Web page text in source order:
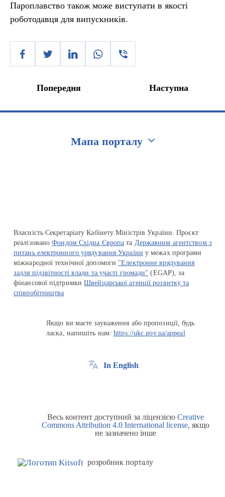
Пароплавство також може виступати в якості
роботодавця для випускників.
Попередня Наступна
Мапа порталу
Власність Секретаріату Кабінету Міністрів України. Проєкт
реалізованоФондом Східна Європа та Державним агентством з
питань електронного урядування України у межах програми
міжнародної технічної допомоги "Електронне врядування
задля підзвітності влади та участі громади" (EGAP), за
фінансової підтримкиШвейцарської агенції розвитку та
співробітництва
Якщо ви маєте зауваження або пропозиції, будь
ласка, напишіть нам:https://ukc.gov.ua/appeal
In English
Весь контент доступний за ліцензією Creative
Commons Attribution 4.0 International license, якщо
не зазначено інше
розробник порталу